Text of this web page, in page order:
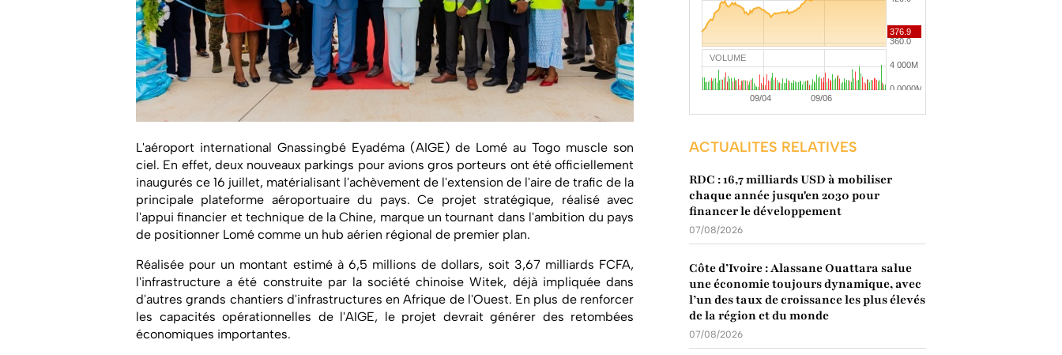
L'aéroport international Gnassingbé Eyadéma (AIGE) de Lomé au Togo muscle son
ciel. En effet, deux nouveaux parkings pour avions gros porteurs ont été officiellement
inaugurés ce 16 juillet, matérialisant l'achèvement de l'extension de l'aire de trafic de la
principale plateforme aéroportuaire du pays. Ce projet stratégique, réalisé avec
l'appui financier et technique de la Chine, marque un tournant dans l'ambition du pays
de positionner Lomé comme un hub aérien régional de premier plan.
Réalisée pour un montant estimé à 6,5 millions de dollars, soit 3,67 milliards FCFA,
l'infrastructure a été construite par la société chinoise Witek, déjà impliquée dans
d'autres grands chantiers d'infrastructures en Afrique de l'Ouest. En plus de renforcer
les capacités opérationnelles de l'AIGE, le projet devrait générer des retombées
économiques importantes.
VOLUME
ACTUALITES RELATIVES
RDC : 16,7 milliards USD à mobiliser
chaque année jusqu'en 2030 pour
financer le développement
07/08/2026
Côte d’Ivoire : Alassane Ouattara salue
une économie toujours dynamique, avec
l’un des taux de croissance les plus élevés
de la région et du monde
07/08/2026